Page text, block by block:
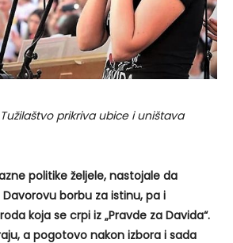
prikriva ubice i uništava
politike željele, nastojale da
borbu za istinu, pa i
koja se crpi iz „Pravde za Davida“.
a pogotovo nakon izbora i sada